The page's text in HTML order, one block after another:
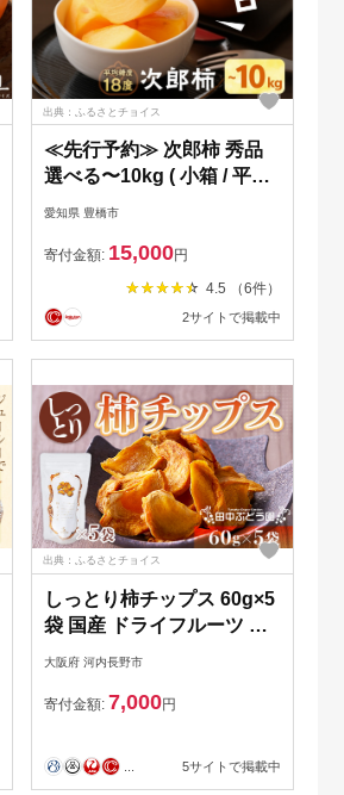
出典：ふるさとチョイス
≪先行予約≫ 次郎柿 秀品
選べる〜10kg ( 小箱 / 平箱 /
6.5kg / 10kg ) ほぼ 種無し
旬 甘い スイーツ おやつ 高
糖度 特産品 産地直送 贈答
贈り物 ギフト 愛知県 豊橋
愛知県 豊橋市
寄付金額: 15,000円
4.5 （6件）
2サイトで掲載中
出典：ふるさとチョイス
しっとり柿チップス 60g×5
袋 国産 ドライフルーツ 無
添加 小分け
大阪府 河内長野市
寄付金額: 7,000円
5サイトで掲載中